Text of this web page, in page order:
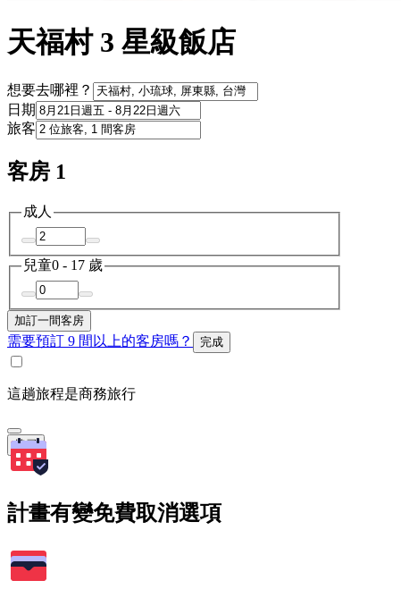
天福村 3 星級飯店
想要去哪裡？
日期
旅客
客房 1
成人
兒童0 - 17 歲
加訂一間客房
需要預訂 9 間以上的客房嗎？ 完成
這趟旅程是商務旅行
搜尋
計畫有變免費取消選項